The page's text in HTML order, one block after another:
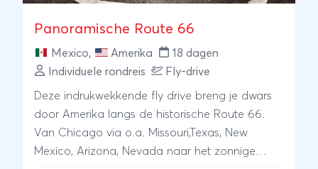
Panoramische Route 66
Mexico, Amerika
18 dagen
Individuele rondreis
Fly-drive
Deze indrukwekkende fly drive breng je dwars
door Amerika langs de historische Route 66.
Van Chicago via o.a. Missouri,Texas, New
Mexico, Arizona, Nevada naar het zonnige